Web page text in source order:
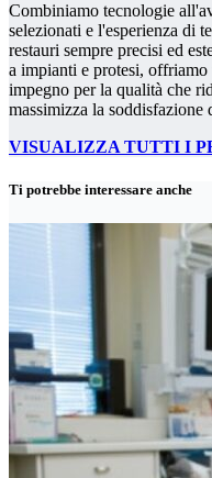
Combiniamo tecnologie
selezionati e l'esperienza di
restauri sempre precisi ed
a impianti e protesi,
impegno per la qualità che
massimizza la soddisfazione
VISUALIZZA TUTTI I
Ti potrebbe interessare anche